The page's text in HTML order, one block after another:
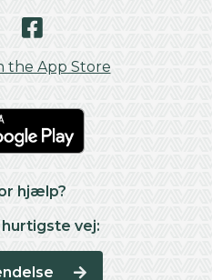
hjælp?
vej: